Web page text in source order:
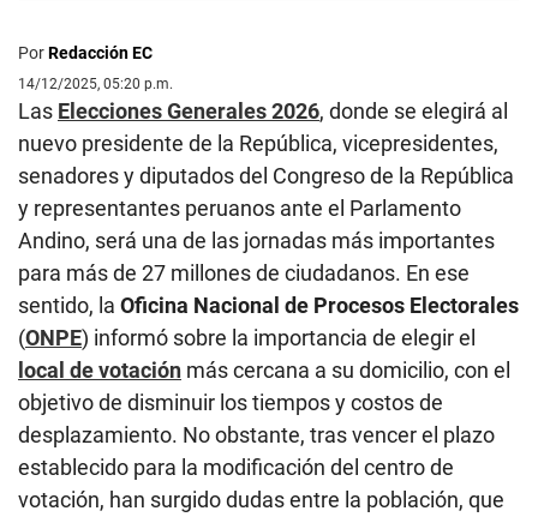
PorRedacción EC
14/12/2025, 05:20 p.m.
Las Elecciones Generales 2026, donde se elegirá al
nuevo presidente de la República, vicepresidentes,
senadores y diputados del Congreso de la República
y representantes peruanos ante el Parlamento
Andino, será una de las jornadas más importantes
para más de 27 millones de ciudadanos. En ese
sentido, la Oficina Nacional de Procesos Electorales
(ONPE) informó sobre la importancia de elegir el
local de votación más cercana a su domicilio, con el
objetivo de disminuir los tiempos y costos de
desplazamiento. No obstante, tras vencer el plazo
establecido para la modificación del centro de
votación, han surgido dudas entre la población, que